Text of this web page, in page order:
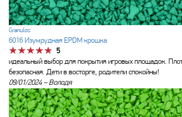
Granulos
6016 Изумрудная EPDM крошка
5
идеальный выбор для покрытия игровых площадок.
безопасная. Дети в восторге, родители спокойны!
09/01/2024 –Володя